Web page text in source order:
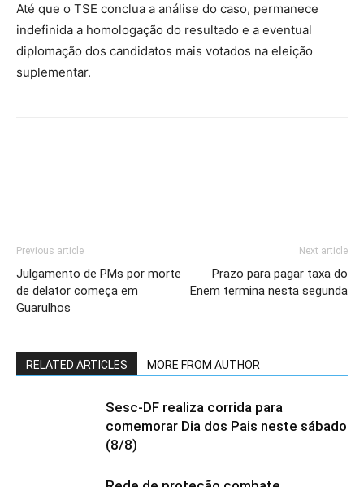
Até que o TSE conclua a análise do caso, permanece
indefinida a homologação do resultado e a eventual
diplomação dos candidatos mais votados na eleição
suplementar.
Previous article
Julgamento de PMs por morte
de delator começa em
Guarulhos
Next article
Prazo para pagar taxa do
Enem termina nesta segunda
RELATED ARTICLES MORE FROM AUTHOR
Sesc-DF realiza corrida para
comemorar Dia dos Pais neste sábado
(8/8)